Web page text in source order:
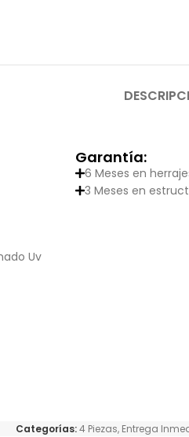
Uv
Garantía:
6 Meses en
3 Meses en
Categorías:4 Piezas, Entrega